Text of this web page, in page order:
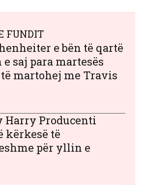
FUNDIT
e bën të qartë
saj para martesës
të martohej me Travis
Harry Producenti
kërkesë të
për yllin e